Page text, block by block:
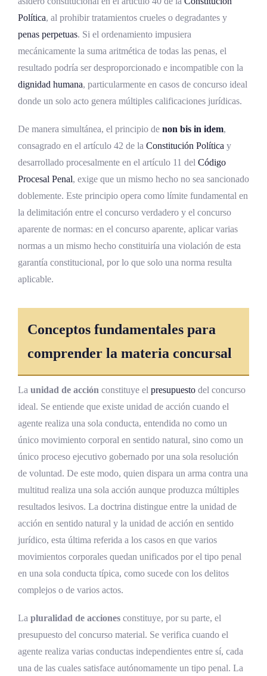
Principio de consunción o absorción en el
concurso aparente
Aplicación práctica de la consunción
Principio de alternatividad en la doctrina
Diferencia fundamental entre el concurso
aparente y el concurso ideal
Consecuencias prácticas para la
determinación de la pena
Penalidad del concurso ideal, del concurso
material y del delito continuado
Penalidad del concurso ideal
Determinación del delito más grave
Facultad de aumento y sus límites
Sistema de acumulación jurídica del
artículo 76
Pasos para la determinación de la pena
en el concurso material
Fijación de las penas individuales
Acumulación con doble tope
Cláusula de favorabilidad
Unificación de penas en el ámbito
Penalidad del delito continuado
Concepto de delito continuado en el
Regulación en el artículo 77 del Código
Penal
Requisitos del delito continuado
Política, al prohibir tratamientos crueles o degradantes y
penas perpetuas. Si el ordenamiento impusiera
mecánicamente la suma aritmética de todas las penas, el
resultado podría ser desproporcionado e incompatible con la
dignidad humana, particularmente en casos de concurso ideal
donde un solo acto genera múltiples calificaciones jurídicas.
De manera simultánea, el principio de non bis in idem,
consagrado en el artículo 42 de la Constitución Política y
desarrollado procesalmente en el artículo 11 del Código
Procesal Penal, exige que un mismo hecho no sea sancionado
doblemente. Este principio opera como límite fundamental en
la delimitación entre el concurso verdadero y el concurso
aparente de normas: en el concurso aparente, aplicar varias
normas a un mismo hecho constituiría una violación de esta
garantía constitucional, por lo que solo una norma resulta
aplicable.
Conceptos fundamentales para
comprender la materia concursal
La unidad de acción constituye el presupuesto del concurso
ideal. Se entiende que existe unidad de acción cuando el
agente realiza una sola conducta, entendida no como un
único movimiento corporal en sentido natural, sino como un
único proceso ejecutivo gobernado por una sola resolución
de voluntad. De este modo, quien dispara un arma contra una
multitud realiza una sola acción aunque produzca múltiples
resultados lesivos. La doctrina distingue entre la unidad de
acción en sentido natural y la unidad de acción en sentido
jurídico, esta última referida a los casos en que varios
movimientos corporales quedan unificados por el tipo penal
en una sola conducta típica, como sucede con los delitos
complejos o de varios actos.
La pluralidad de acciones constituye, por su parte, el
presupuesto del concurso material. Se verifica cuando el
agente realiza varias conductas independientes entre sí, cada
una de las cuales satisface autónomamente un tipo penal. La